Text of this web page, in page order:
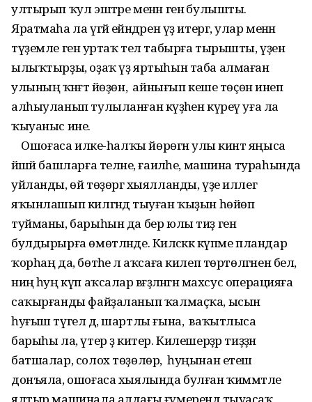
ултырып ҡул эштәре менән генә булышты.
Яратмаһа ла үгәй ейәндәрен үҙ итергә, улар менән
түҙемле генә уртаҡ тел табырға тырышты, үҙенә
ылыҡтырҙы, оҙаҡ үҙ яртыһын таба алмаған
улының ҡәнәғәт йөҙөн, айнығып кеше төҫөнә инеп
алһыуланып тулыланған кәүҙәһен күреү уға ла
ҡыуаныс ине.
Ошоғаса илке-һалҡы йөрөгән улы кинәт яңыса
йәшәй башларға теләне, ғаиләһе, машина тураһында
уйланды, өй төҙөргә хыялланды, үҙе иллегә
яҡынлашып килгәндә тыуған ҡыҙын һөйөп
туйманы, барыһын да бер юлы тиҙ генә
булдырырға өмөтләнде. Киләсәккә күпме пландар
ҡорһаң да, бөтәһе лә аҡсаға килеп төртөлгәнен белә,
ниңә һуң күп аҡсалар вәғәҙәләнгән махсус операцияға
саҡырғанды файҙаланып ҡалмаҫҡа, ысын
һуғыш түгел дә, шартлы ғына, ваҡытлыса
барыһы ла, үтер ҙә китер. Килешерҙәр тиҙҙән
батшалар, солох төҙөлөр, һуңынан етеш
донъяла, ошоғаса хыялында булған ҡиммәтле